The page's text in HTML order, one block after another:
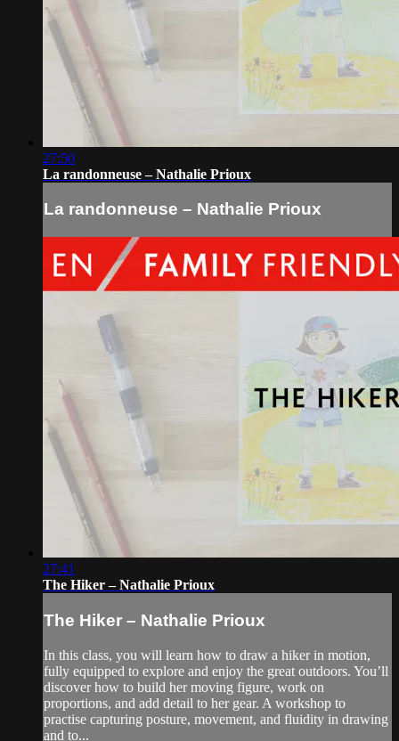
27:50
La randonneuse – Nathalie Prioux
La randonneuse – Nathalie Prioux
27:41
The Hiker – Nathalie Prioux
The Hiker – Nathalie Prioux
In this class, you will learn how to draw a hiker in motion,
fully equipped to explore and enjoy the great outdoors. You’ll
discover how to build her moving figure, work on
proportions, and add detail to her gear. A workshop to
practise capturing posture, movement, and fluidity in drawing
and to...